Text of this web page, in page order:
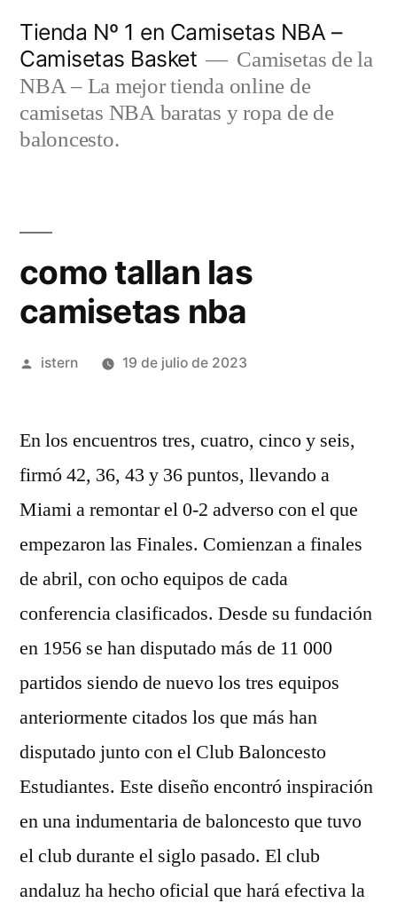
contenido
Tienda Nº 1 en Camisetas NBA –
Camisetas Basket
Camisetas de la
NBA – La mejor tienda online de
camisetas NBA baratas y ropa de de
baloncesto.
como tallan las
camisetas nba
Publicado
istern 19 de julio de 2023
En los encuentros tres, cuatro, cinco y seis,
firmó 42, 36, 43 y 36 puntos, llevando a
Miami a remontar el 0-2 adverso con el que
empezaron las Finales. Comienzan a finales
de abril, con ocho equipos de cada
conferencia clasificados. Desde su fundación
en 1956 se han disputado más de 11 000
partidos siendo de nuevo los tres equipos
anteriormente citados los que más han
disputado junto con el Club Baloncesto
Estudiantes. Este diseño encontró inspiración
en una indumentaria de baloncesto que tuvo
el club durante el siglo pasado. El club
andaluz ha hecho oficial que hará efectiva la